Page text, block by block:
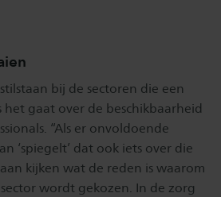
bij de sectoren die een
gaat over de beschikbaarheid
“Als er onvoldoende
‘spiegelt’ dat ook iets over die
kijken wat de reden is waarom
wordt gekozen. In de zorg